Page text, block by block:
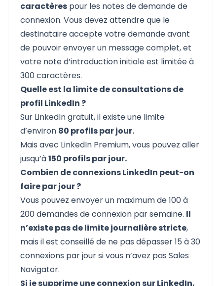
caractères pour les notes de demande de
connexion. Vous devez attendre que le
destinataire accepte votre demande avant
de pouvoir envoyer un message complet, et
votre note d’introduction initiale est limitée à
300 caractères.
Quelle est la limite de consultations de
profil LinkedIn ?
Sur LinkedIn gratuit, il existe une limite
d’environ 80 profils par jour.
Mais avec LinkedIn Premium, vous pouvez aller
jusqu’à150 profils par jour.
Combien de connexions LinkedIn peut-on
faire par jour ?
Vous pouvez envoyer un maximum de 100 à
200 demandes de connexion par semaine. Il
n’existe pas de limite journalière stricte,
mais il est conseillé de ne pas dépasser 15 à 30
connexions par joursi vous n’avez pas Sales
Navigator.
Si je supprime une connexion sur LinkedIn,